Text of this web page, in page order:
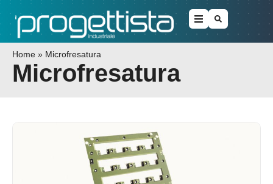
Home » Microfresatura
Microfresatura